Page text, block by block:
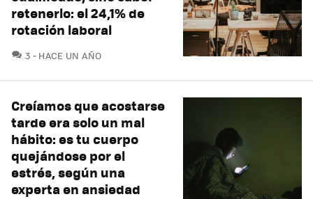
retenerlo: el 24,1% de
rotación laboral
3 COMENTARIOS
HACE UN AÑO
Creíamos que acostarse
tarde era solo un mal
hábito: es tu cuerpo
quejándose por el
estrés, según una
experta en ansiedad